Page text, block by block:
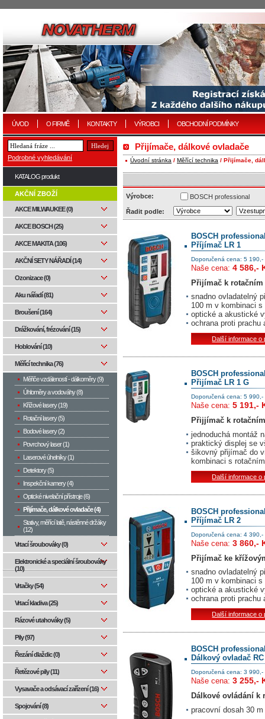
ÚVOD O FIRMĚ KONTAKTY VÝROBCI OBCHODNÍ PODMÍNKY
Přijímače, dálkové ovladače
Úvodní stránka / Měřící technika / Přijímače,
Výrobce: BOSCH professional
Řadit podle:
BOSCH
Příjímač LR 1
Doporučená cena: 5 190,-
Naše cena: 4 586,-
Přijímač k
snadno ovladatelný
100 m v kombinaci
optické a akustické
ochrana proti
Další informace o
BOSCH
Přijímač LR 1 G
Doporučená cena: 5 990,-
Naše cena: 5 191,-
Přijjímač k
jednoduchá montáž
praktický displej se
šikovný přijímač do
kombinaci s
Další informace o
BOSCH
Příjímač LR 2
Doporučená cena: 4 390,-
Naše cena: 3 860,-
Přijímač ke
snadno ovladatelný
100 m v kombinaci
optické a akustické
ochrana proti
Další informace o
BOSCH
Dálkový ovladač
Doporučená cena: 3 990,-
Naše cena: 3 255,-
Dálkové ovládání
pracovní dosah 30 m
Podrobné vyhledávání
KATALOG produkt
AKČNÍ ZBOŽÍ
AKCE MILWAUKEE (0)
AKCE BOSCH (25)
AKCE MAKITA (106)
AKČNÍ SETY NÁŘADÍ (14)
Ozonizace (0)
Aku nářadí (81)
Broušení (164)
Drážkování, frézování (15)
Hoblování (10)
Měřící technika (76)
Měřiče vzdáleností - dálkoměry (9)
Úhloměry a vodováhy (8)
Křížové lasery (19)
Rotační lasery (5)
Bodové lasery (2)
Povrchový laser (1)
Laserové úhelníky (1)
Detektory (5)
Inspekční kamery (4)
Optické nivelační přístroje (6)
Přijímače, dálkové ovladače (4)
Stativy, měřící latě, nástěnné držáky
(12)
Vrtací šroubováky (0)
Elektronické a speciální šroubováky
(10)
Vrtačky (54)
Vrtací kladiva (25)
Rázové utahováky (5)
Pily (97)
Řezání dlaždic (0)
Řetězové pily (11)
Vysavače a odsávací zařízení (16)
Spojování (8)